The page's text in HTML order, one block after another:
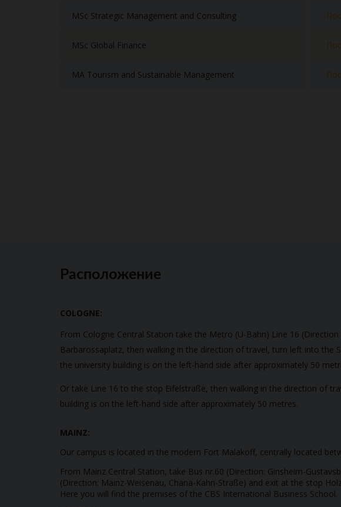
MSc Strategic Management and Consulting
MSc Global Finance
MA Tourism and Sustainable Management
Расположение
COLOGNE:
From Cologne Central Station take the Metro (U-Bahn) Line 16
Barbarossaplatz, then walking in the direction of travel, turn left into
the university building is on the left-hand side after approximately 50
Or take Line 16 to the stop Eifelstraße, then walking in the direction of
building is on the left-hand side after approximately 50 metres.
MAINZ:
Our campus is located in the modern Fort Malakoff, centrally located
From Mainz Central Station, take Bus nr.60 (Direction: Ginsheim-
(Direction: Mainz-Weisenau, Chana-Kahn-Straße) and exit at the stop
Here you will find the premises of the CBS International Business School.